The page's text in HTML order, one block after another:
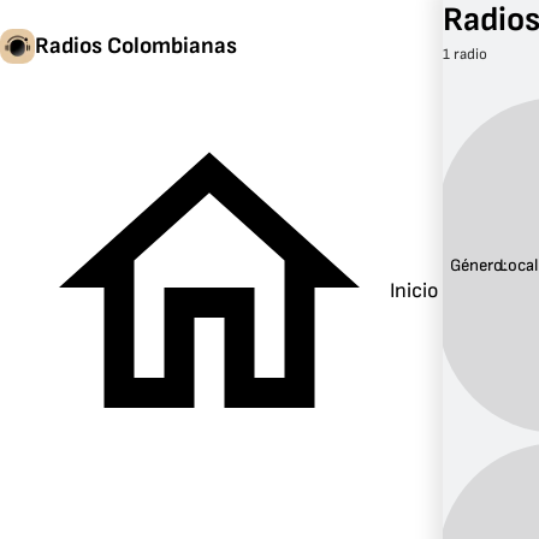
Radios Colombianas
Inicio
1 radio
Género:Local